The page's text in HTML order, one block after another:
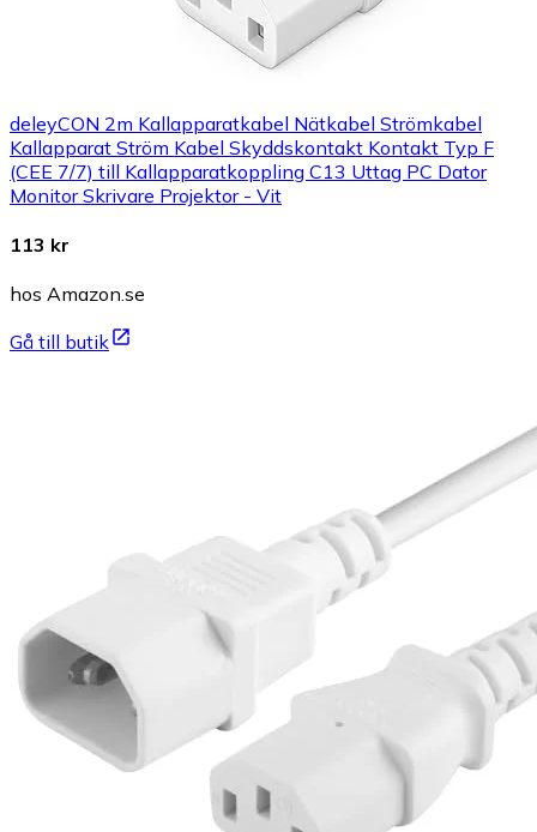
deleyCON 2m Kallapparatkabel Nätkabel Strömkabel
Kallapparat Ström Kabel Skyddskontakt Kontakt Typ F
(CEE 7/7) till Kallapparatkoppling C13 Uttag PC Dator
Monitor Skrivare Projektor - Vit
113 kr
hos Amazon.se
Gå till butik